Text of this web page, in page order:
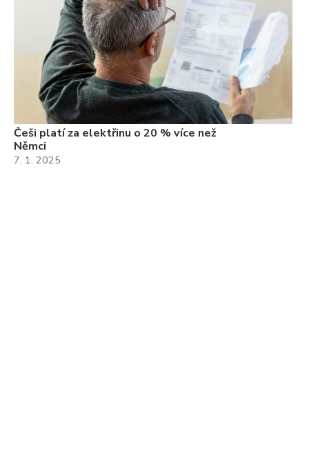
Češi platí za elektřinu o 20 % více než
Němci
7. 1. 2025